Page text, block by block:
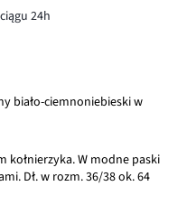
24h
biało-ciemnoniebieski w
kołnierzyka. W modne paski
Dł. w rozm. 36/38 ok. 64